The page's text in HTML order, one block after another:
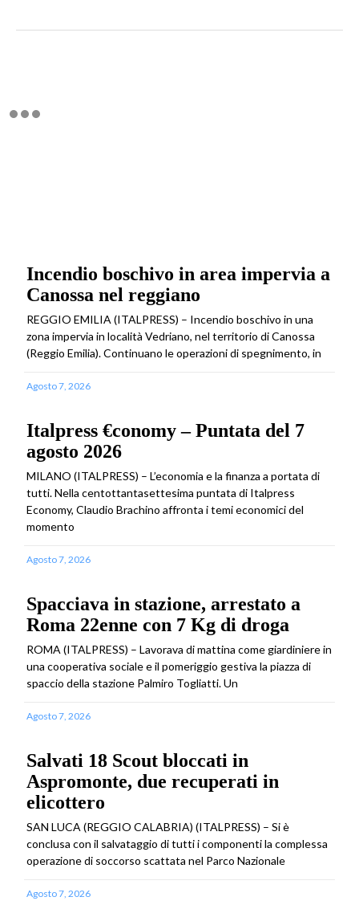
Incendio boschivo in area impervia a
Canossa nel reggiano
REGGIO EMILIA (ITALPRESS) – Incendio boschivo in una
zona impervia in località Vedriano, nel territorio di Canossa
(Reggio Emilia). Continuano le operazioni di spegnimento, in
Agosto 7, 2026
Italpress €conomy – Puntata del 7
agosto 2026
MILANO (ITALPRESS) – L’economia e la finanza a portata di
tutti. Nella centottantasettesima puntata di Italpress
Economy, Claudio Brachino affronta i temi economici del
momento
Agosto 7, 2026
Spacciava in stazione, arrestato a
Roma 22enne con 7 Kg di droga
ROMA (ITALPRESS) – Lavorava di mattina come giardiniere in
una cooperativa sociale e il pomeriggio gestiva la piazza di
spaccio della stazione Palmiro Togliatti. Un
Agosto 7, 2026
Salvati 18 Scout bloccati in
Aspromonte, due recuperati in
elicottero
SAN LUCA (REGGIO CALABRIA) (ITALPRESS) – Si è
conclusa con il salvataggio di tutti i componenti la complessa
operazione di soccorso scattata nel Parco Nazionale
Agosto 7, 2026